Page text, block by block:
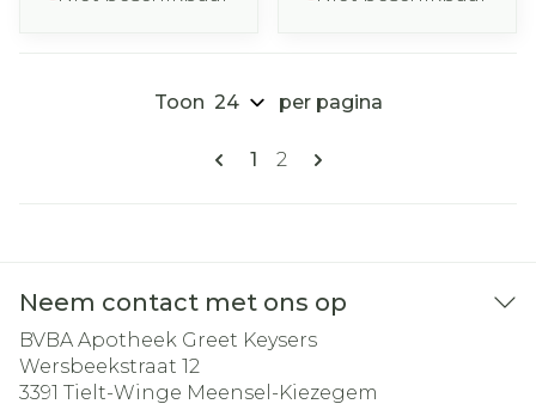
Pagina's
U lees momenteel pagina
1 Pagina
2
Toon per pagina
Neem contact met ons op
BVBA Apotheek Greet Keysers
Wersbeekstraat 12
3391 Tielt-Winge Meensel-Kiezegem